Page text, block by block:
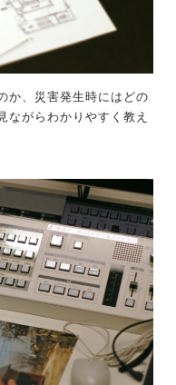
か、災害発生時にはどの
ながらわかりやすく教え